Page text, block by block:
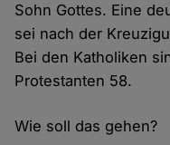
Sohn Gottes. Eine
sei nach der
Bei den Katholiken
Protestanten 58.
Wie soll das gehen?